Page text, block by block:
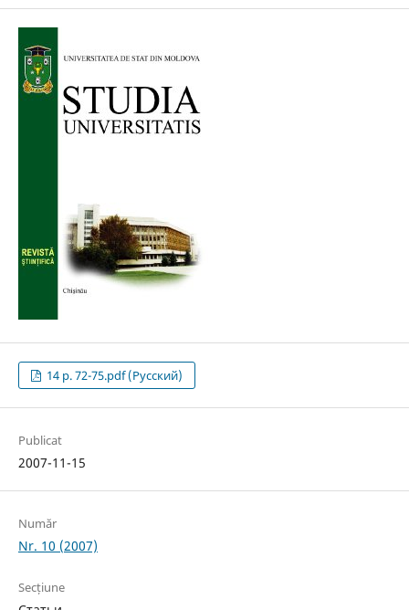
14 p. 72-75.pdf (Русский)
Publicat
2007-11-15
Număr
Nr. 10 (2007)
Secțiune